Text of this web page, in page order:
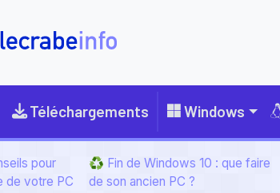
Téléchargements Windows
pour
de votre PC
♻️ Fin de Windows 10 : que faire
de son ancien PC ?